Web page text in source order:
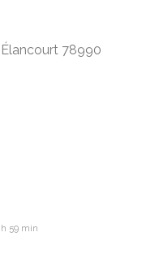
78990
h 59 min